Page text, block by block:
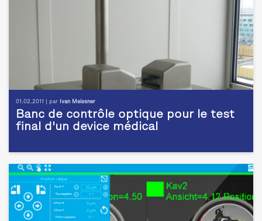
01.02.2011 | par Ivan Meissner
Banc de contrôle optique pour le test
final d'un device médical